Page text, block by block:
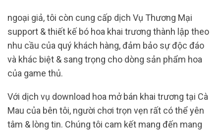
ngoại giả, tôi còn cung cấp dịch Vụ Thương Mại
support & thiết kế bó hoa khai trương thành lập theo
nhu cầu của quý khách hàng, đảm bảo sự độc đáo
và khác biệt & sang trọng cho dòng sản phẩm hoa
của game thủ.
Với dịch vụ download hoa mở bán khai trương tại Cà
Mau của bên tôi, người chơi trọn vẹn rất có thể yên
tâm & lòng tin. Chúng tôi cam kết mang đến mang